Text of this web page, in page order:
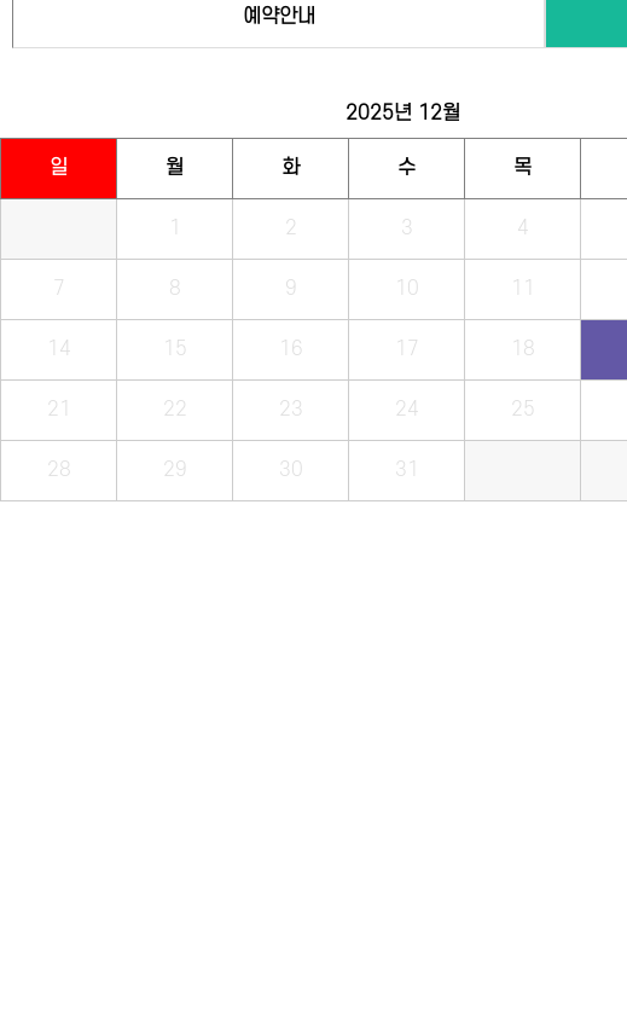
예약안내
2025년 12월
일 월 화 수 목
1 2 3 4
7 8 9 10 11
14 15 16 17 18
21 22 23 24 25
28 29 30 31